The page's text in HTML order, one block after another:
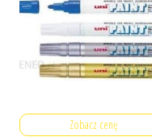
Zobacz cenę